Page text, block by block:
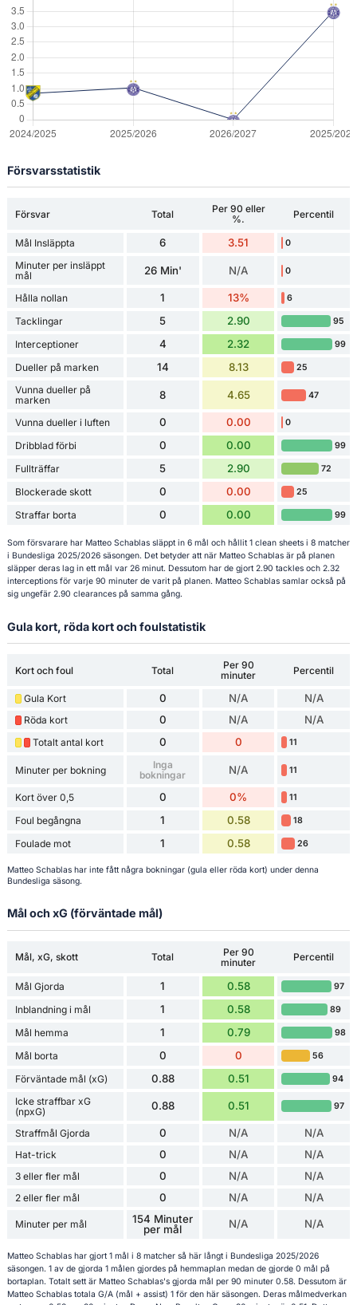
Försvarsstatistik
Försvar Total
Per 90 eller
%.
Percentil
Mål Insläppta 6 3.51 0
Minuter per insläppt
mål
26 Min' N/A 0
Hålla nollan 1 13% 6
Tacklingar 5 2.90 95
Interceptioner 4 2.32 99
Dueller på marken 14 8.13 25
Vunna dueller på
marken
8 4.65 47
Vunna dueller i luften 0 0.00 0
Dribblad förbi 0 0.00 99
Fullträffar 5 2.90 72
Blockerade skott 0 0.00 25
Straffar borta 0 0.00 99
Som försvarare har Matteo Schablas släppt in 6 mål och hållit 1 clean sheets i 8 matcher
i Bundesliga 2025/2026 säsongen. Det betyder att när Matteo Schablas är på planen
släpper deras lag in ett mål var 26 minut. Dessutom har de gjort 2.90 tackles och 2.32
interceptions för varje 90 minuter de varit på planen. Matteo Schablas samlar också på
sig ungefär 2.90 clearances på samma gång.
Gula kort, röda kort och foulstatistik
Kort och foul Total
Per 90
minuter
Percentil
Gula Kort 0 N/A N/A
Röda kort 0 N/A N/A
Totalt antal kort 0 0 11
Minuter per bokning
Inga
bokningar
N/A 11
Kort över 0,5 0 0% 11
Foul begångna 1 0.58 18
Foulade mot 1 0.58 26
Matteo Schablas har inte fått några bokningar (gula eller röda kort) under denna
Bundesliga säsong.
Mål och xG (förväntade mål)
Mål, xG, skott Total
Per 90
minuter
Percentil
Mål Gjorda 1 0.58 97
Inblandning i mål 1 0.58 89
Mål hemma 1 0.79 98
Mål borta 0 0 56
Förväntade mål (xG) 0.88 0.51 94
Icke straffbar xG
(npxG)
0.88 0.51 97
Straffmål Gjorda 0 N/A N/A
Hat-trick 0 N/A N/A
3 eller fler mål 0 N/A N/A
2 eller fler mål 0 N/A N/A
Minuter per mål
154 Minuter
per mål
N/A N/A
Matteo Schablas har gjort 1 mål i 8 matcher så här långt i Bundesliga 2025/2026
säsongen. 1 av de gjorda 1 målen gjordes på hemmaplan medan de gjorde 0 mål på
bortaplan. Totalt sett är Matteo Schablas's gjorda mål per 90 minuter 0.58. Dessutom är
Matteo Schablas totala G/A (mål + assist) 1 för den här säsongen. Deras målmedverkan